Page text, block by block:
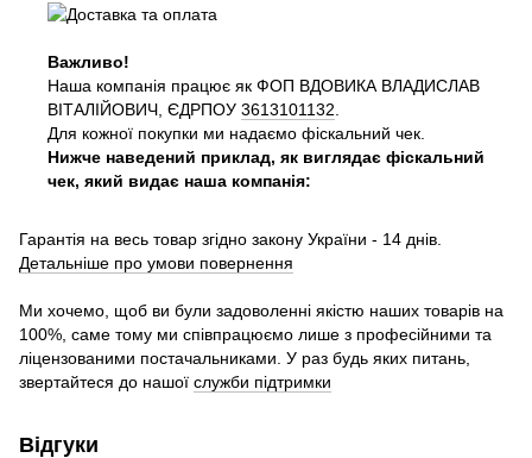
Важливо!
Наша компанія працює як ФОП ВДОВИКА ВЛАДИСЛАВ
ВІТАЛІЙОВИЧ, ЄДРПОУ 3613101132.
Для кожної покупки ми надаємо фіскальний чек.
Нижче наведений приклад, як виглядає фіскальний
чек, який видає наша компанія:
Гарантія на весь товар згідно закону України - 14 днів.
Детальніше про умови повернення
Ми хочемо, щоб ви були задоволенні якістю наших товарів на
100%, саме тому ми співпрацюємо лише з професійними та
ліцензованими постачальниками. У раз будь яких питань,
звертайтеся до нашої служби підтримки
Відгуки